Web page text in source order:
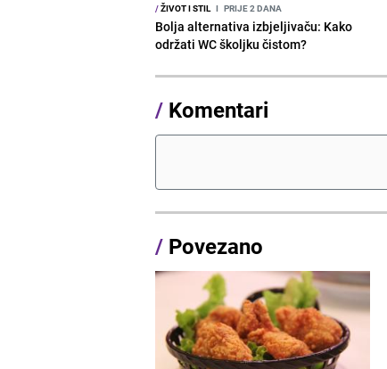
/ŽIVOT I STIL I PRIJE 2 DANA
Bolja alternativa izbjeljivaču: Kako
održati WC školjku čistom?
/ Komentari
/ Povezano